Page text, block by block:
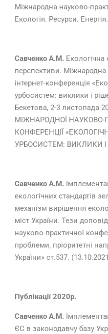
Міжнародна науково-
Екологія. Ресурси.
Савченко А.М. Екологічна
перспективи.
інтернет-конференція
урбосистем: виклики і
Бекетова, 2-3 листопада
МІЖНАРОДНОЇ НАУКОВО-
КОНФЕРЕНЦІЇ
УРБОСИСТЕМ: ВИКЛИКИ І
Савченко А.М.
екологічних стандартів
механізм вирішення
міст України. Тези
науково-практичної
проблеми, пріоритетні
України» ст.537.
Публікації 2020р.
Савченко А.М.
ЄС в законодавчу базу